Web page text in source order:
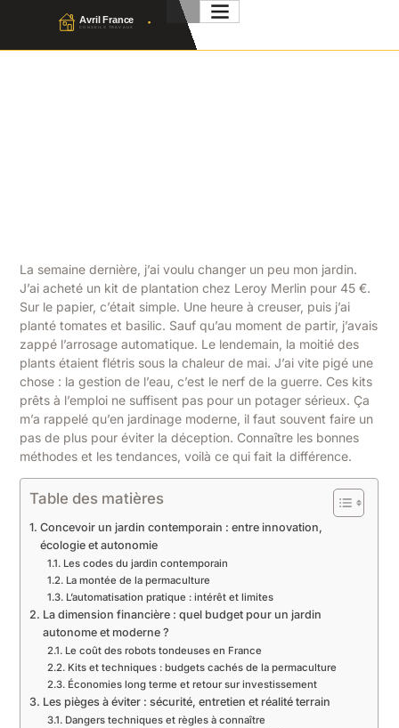
La semaine dernière, j’ai voulu changer un peu mon jardin.
J’ai acheté un kit de plantation chez Leroy Merlin pour 45 €.
Sur le papier, c’était simple. Une heure à creuser, puis j’ai
planté tomates et basilic. Sauf qu’au moment de partir, j’avais
zappé l’arrosage automatique. Le lendemain, la moitié des
plants étaient flétris sous la chaleur de mai. J’ai vite pigé une
chose : la gestion de l’eau, c’est le nerf de la guerre. Ces kits
prêts à l’emploi ne suffisent pas pour un potager sérieux. Ça
m’a rappelé qu’en jardinage moderne, il faut souvent faire un
pas de plus pour éviter la déception. Connaître les bonnes
méthodes et les tendances, voilà ce qui fait la différence.
Table des matières
Concevoir un jardin contemporain : entre innovation,
écologie et autonomie
Les codes du jardin contemporain
La montée de la permaculture
L’automatisation pratique : intérêt et limites
La dimension financière : quel budget pour un jardin
autonome et moderne ?
Le coût des robots tondeuses en France
Kits et techniques : budgets cachés de la permaculture
Économies long terme et retour sur investissement
Les pièges à éviter : sécurité, entretien et réalité terrain
Dangers techniques et règles à connaître